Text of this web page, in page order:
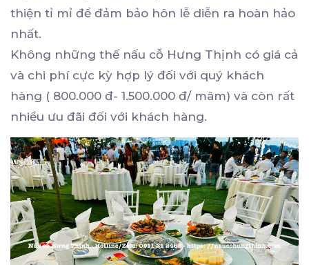
thiện tỉ mỉ để đảm bảo hôn lễ diễn ra hoàn hảo
nhất.
Không những thế nấu cỗ Hưng Thịnh có giá cả
và chi phí cực kỳ hợp lý đối với quý khách
hàng ( 800.000 đ- 1.500.000 đ/ mâm) và còn rất
nhiều ưu đãi đối với khách hàng.